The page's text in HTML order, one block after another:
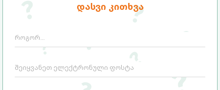
დასვი კითხვა